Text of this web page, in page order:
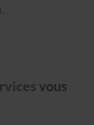
vous